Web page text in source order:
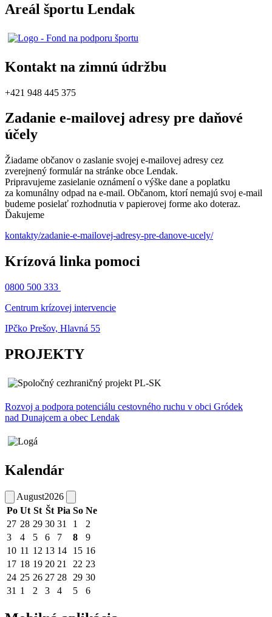
Areál športu Lendak
Kontakt na zimnú údržbu
+421 948 445 375
Zadanie e-mailovej adresy pre daňové
účely
Žiadame občanov o zaslanie svojej e-mailovej adresy cez
zverejnený formulár na stránke obce Lendak.
Pripravujeme zasielanie oznámení o výške dane a poplatku
za komunálny odpad na e-mail. Občanom, ktorí nemajú svoj e-mail
budeme posielať rozhodnutia v papierovej forme ako doteraz.
Ďakujeme
kontakty/zadanie-e-mailovej-adresy-pre-danove-ucely/
Krízová linka pomoci
0800 500 333
Centrum krízovej intervencie
IPčko Prešov, Hlavná 55
PROJEKTY
Rozvoj a podpora potenciálu cestovného ruchu v obci Gródek
nad Dunajcem a obec Lendak
Kalendár
August2026
Po Ut St Št Pia So Ne
27 28 29 30 31 1
2
3
4 5 6 7 8
9
10 11 12 13 14 15 16
17 18 19 20 21 22 23
24 25 26 27 28 29 30
31 1 2 3 4 5 6